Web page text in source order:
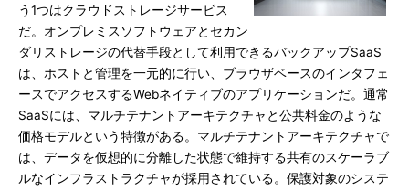
う1つはクラウドストレージサービス
だ。オンプレミスソフトウェアとセカン
ダリストレージの代替手段として利用できるバックアップSaaS
は、ホストと管理を一元的に行い、ブラウザベースのインタフェ
ースでアクセスするWebネイティブのアプリケーションだ。通常
SaaSには、マルチテナントアーキテクチャと公共料金のような
価格モデルという特徴がある。マルチテナントアーキテクチャで
は、データを仮想的に分離した状態で維持する共有のスケーラブ
ルなインフラストラクチャが採用されている。保護対象のシステ